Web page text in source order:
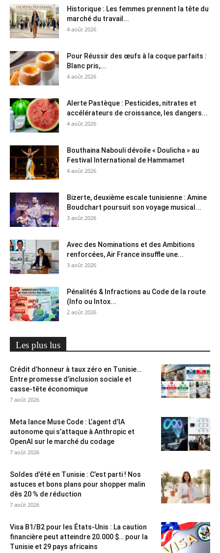
Historique : Les femmes prennent la tête du
marché du travail...
4 août 2026
Pour Réussir des œufs à la coque parfaits :
Blanc pris,...
4 août 2026
Alerte Pastèque : Pesticides, nitrates et
accélérateurs de croissance, les dangers...
4 août 2026
Bouthaina Nabouli dévoile « Doulicha » au
Festival International de Hammamet
4 août 2026
Bizerte, deuxième escale tunisienne : Amine
Boudchart poursuit son voyage musical...
3 août 2026
Avec des Nominations et des Ambitions
renforcées, Air France insuffle une...
3 août 2026
Pénalités & Infractions au Code de la route
(Info ou Intox...
2 août 2026
Les plus lus
Crédit d’honneur à taux zéro en Tunisie…
Entre promesse d’inclusion sociale et
casse-tête économique
7 août 2026
Meta lance Muse Code : L’agent d’IA
autonome qui s’attaque à Anthropic et
OpenAI sur le marché du codage
7 août 2026
Soldes d’été en Tunisie : C’est parti ! Nos
astuces et bons plans pour shopper malin
dès 20 % de réduction
7 août 2026
Visa B1/B2 pour les États-Unis : La caution
financière peut atteindre 20.000 $… pour la
Tunisie et 29 pays africains